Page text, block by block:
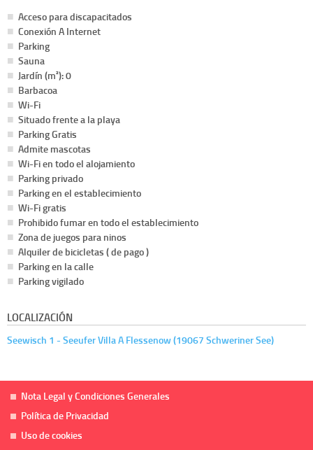
Acceso para discapacitados
Conexión A Internet
Parking
Sauna
Jardín (m²): 0
Barbacoa
Wi-Fi
Situado frente a la playa
Parking Gratis
Admite mascotas
Wi-Fi en todo el alojamiento
Parking privado
Parking en el establecimiento
Wi-Fi gratis
Prohibido fumar en todo el establecimiento
Zona de juegos para ninos
Alquiler de bicicletas ( de pago )
Parking en la calle
Parking vigilado
LOCALIZACIÓN
Seewisch 1 - Seeufer Villa A Flessenow (19067 Schweriner See)
Nota Legal y Condiciones Generales
Política de Privacidad
Uso de cookies